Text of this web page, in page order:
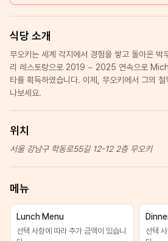
식당 소개
무오키는 세계 각지에서 경험을 쌓고 돌아온 박
리 레스토랑으로 2019 ~ 2025 연속으로
타를 획득하였습니다. 이제, 무오키에서 그의
나보세요.
위치
서울 강남구 학동로55길 12-12 2층 무오키
메뉴
Lunch Menu
선택 사항에 따라 추가 금액이 있습니
선택